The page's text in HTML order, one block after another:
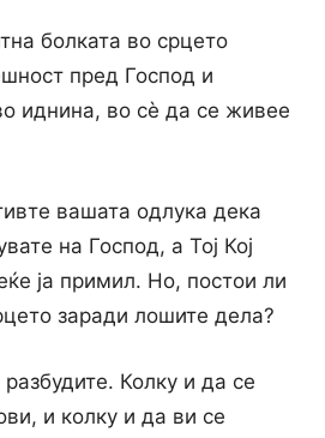
болката во срцето
пред Господ и
иднина, во сѐ да се живее
вашата одлука дека
на Господ, а Тој Кој
ја примил. Но, постои ли
заради лошите дела?
Колку и да се
и колку и да ви се